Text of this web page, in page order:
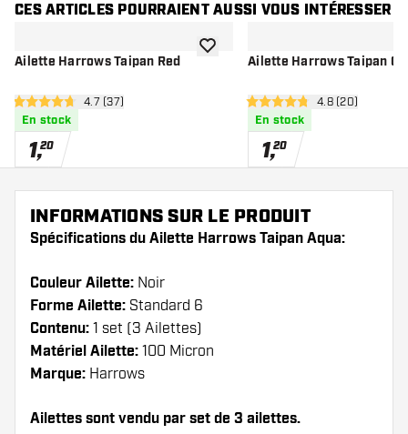
CES ARTICLES POURRAIENT AUSSI VOUS INTÉRESSER
Ailette Harrows Taipan Red
ouvrir le panneau des avis
4.7 étoiles de notation
4.7 (37)
En stock
1,20
ajouter à la liste de souhaits
Ailette Harrows Taipan
ouvrir le
4.8 étoiles de notation
4.8 (20)
En stock
1,20
INFORMATIONS SUR LE PRODUIT
Spécifications du Ailette Harrows Taipan Aqua:
Couleur Ailette: Noir
Forme Ailette: Standard 6
Contenu: 1 set (3 Ailettes)
Matériel Ailette: 100 Micron
Marque: Harrows
Ailettes sont vendu par set de 3 ailettes.